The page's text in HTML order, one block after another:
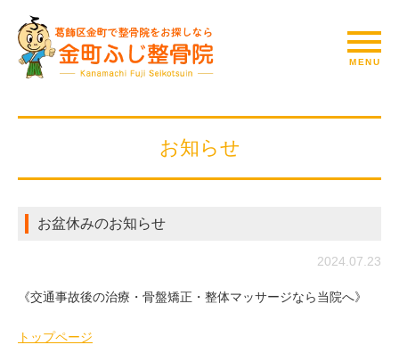
お知らせ
お盆休みのお知らせ
2024.07.23
《交通事故後の治療・骨盤矯正・整体マッサージなら当院へ》
トップページ